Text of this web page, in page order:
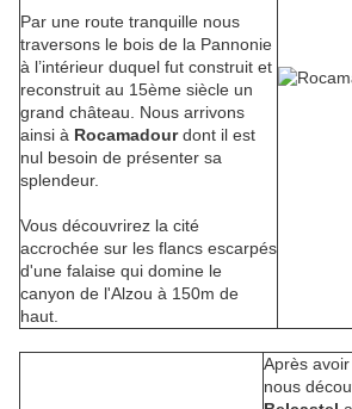
Par une route tranquille nous
traversons le bois de la Pannonie
à l’intérieur duquel fut construit et
reconstruit au 15ème siècle un
grand château. Nous arrivons
ainsi à Rocamadourdont il est
nul besoin de présenter sa
splendeur.
Vous découvrirez la cité
accrochée sur les flancs escarpés
d'une falaise qui domine le
canyon de l'Alzou à 150m de
haut.
Après
nous